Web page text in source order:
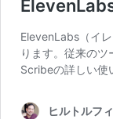
ElevenLabs（イ
ります。従来の
Scribeの詳しい使
ヒルトルフ